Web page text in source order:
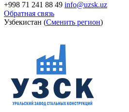
+998 71 241 88 49 info@uzsk.uz
Обратная связь
Узбекистан (Сменить регион)